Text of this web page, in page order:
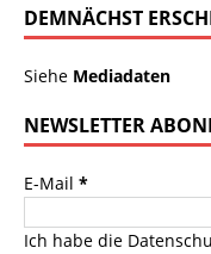
DEMNÄCHST
Siehe Mediadaten
NEWSLETTER
E-Mail *
Ich habe die